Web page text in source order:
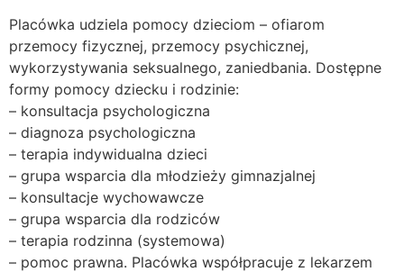
Placówka udziela pomocy dzieciom – ofiarom
przemocy fizycznej, przemocy psychicznej,
wykorzystywania seksualnego, zaniedbania. Dostępne
formy pomocy dziecku i rodzinie:
– konsultacja psychologiczna
– diagnoza psychologiczna
– terapia indywidualna dzieci
– grupa wsparcia dla młodzieży gimnazjalnej
– konsultacje wychowawcze
– grupa wsparcia dla rodziców
– terapia rodzinna (systemowa)
– pomoc prawna. Placówka współpracuje z lekarzem